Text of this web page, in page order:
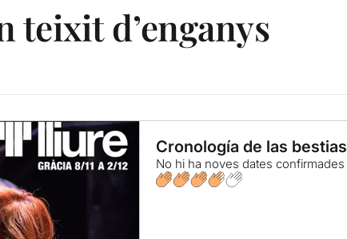
teixit d’enganys
Cronología de las bestias
No hi ha noves dates confirmades